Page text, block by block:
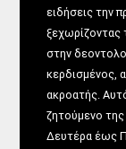
ειδήσεις την
ξεχωρίζοντας
στην
κερδισμένος,
ακροατής.
ζητούμενο
Δευτέρα έως